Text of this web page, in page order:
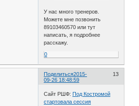
У нас много тренеров.
Можете мне позвонить
89103460570 или тут
написать, я подробнее
расскажу.
0
Поделиться 13
2015-
09-26 18:48:59
Сайт РШФ: Под Костромой
стартовала сессия